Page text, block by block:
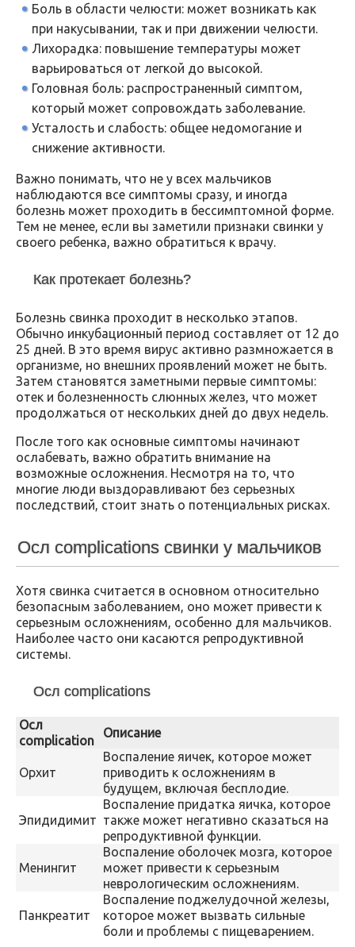
Боль в области челюсти: может возникать как
при накусывании, так и при движении челюсти.
Лихорадка: повышение температуры может
варьироваться от легкой до высокой.
Головная боль: распространенный симптом,
который может сопровождать заболевание.
Усталость и слабость: общее недомогание и
снижение активности.
Важно понимать, что не у всех мальчиков
наблюдаются все симптомы сразу, и иногда
болезнь может проходить в бессимптомной форме.
Тем не менее, если вы заметили признаки свинки у
своего ребенка, важно обратиться к врачу.
Как протекает болезнь?
Болезнь свинка проходит в несколько этапов.
Обычно инкубационный период составляет от 12 до
25 дней. В это время вирус активно размножается в
организме, но внешних проявлений может не быть.
Затем становятся заметными первые симптомы:
отек и болезненность слюнных желез, что может
продолжаться от нескольких дней до двух недель.
После того как основные симптомы начинают
ослабевать, важно обратить внимание на
возможные осложнения. Несмотря на то, что
многие люди выздоравливают без серьезных
последствий, стоит знать о потенциальных рисках.
Осл complications свинки у мальчиков
Хотя свинка считается в основном относительно
безопасным заболеванием, оно может привести к
серьезным осложнениям, особенно для мальчиков.
Наиболее часто они касаются репродуктивной
системы.
Осл complications
Осл
complication
Описание
Орхит
Воспаление яичек, которое может
приводить к осложнениям в
будущем, включая бесплодие.
Эпидидимит
Воспаление придатка яичка, которое
также может негативно сказаться на
репродуктивной функции.
Менингит
Воспаление оболочек мозга, которое
может привести к серьезным
неврологическим осложнениям.
Панкреатит
Воспаление поджелудочной железы,
которое может вызвать сильные
боли и проблемы с пищеварением.